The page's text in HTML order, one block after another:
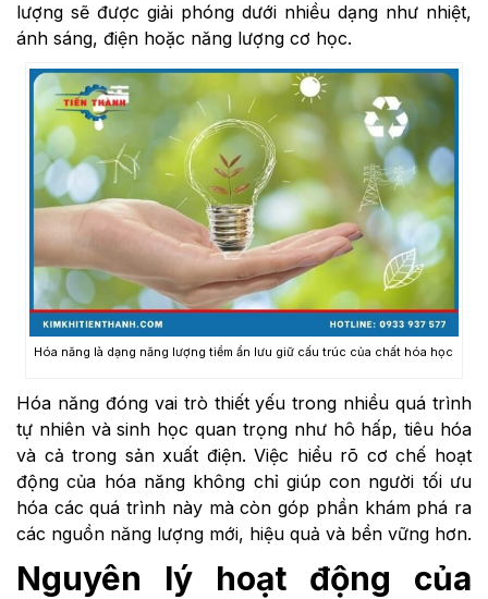
lượng sẽ được giải phóng dưới nhiều dạng như nhiệt,
ánh sáng, điện hoặc năng lượng cơ học.
Hóa năng là dạng năng lượng tiềm ẩn lưu giữ cấu trúc của chất hóa học
Hóa năng đóng vai trò thiết yếu trong nhiều quá trình
tự nhiên và sinh học quan trọng như hô hấp, tiêu hóa
và cả trong sản xuất điện. Việc hiểu rõ cơ chế hoạt
động của hóa năng không chỉ giúp con người tối ưu
hóa các quá trình này mà còn góp phần khám phá ra
các nguồn năng lượng mới, hiệu quả và bền vững hơn.
Nguyên lý hoạt động của